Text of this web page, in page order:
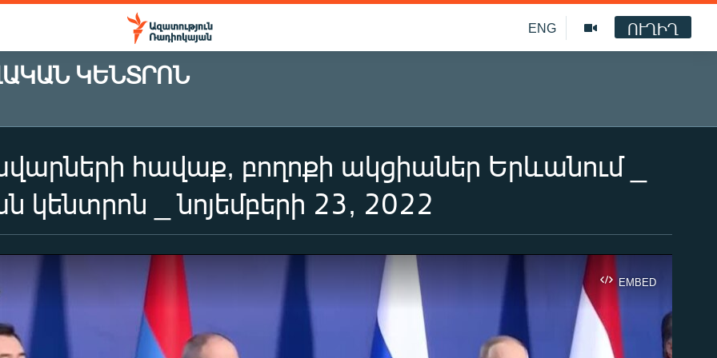
ENG ՈՒՂԻՂ
ԿԵՆՏՐՈՆ
հավաք, բողոքի ակցիաներ Երևանում _
կենտրոն _ նոյեմբերի 23, 2022
EMBED